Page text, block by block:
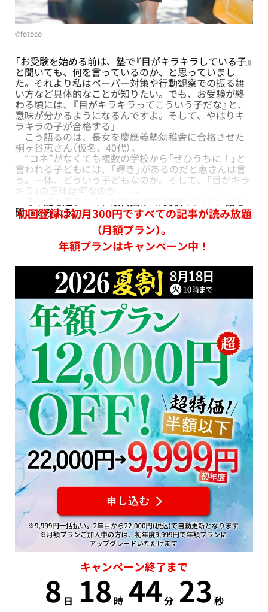
©︎fotoco
「お受験を始める前は、塾で『目がキラキラしている子』
と聞いても、何を言っているのか、と思っていまし
た。それより私はペーパー対策や行動観察での振る舞
い方など具体的なことが知りたい。でも、お受験が終
わる頃には、『目がキラキラってこういう子だな』と、
意味が分かるようになるんですよ。そして、やはりキ
ラキラの子が合格する」
こう語るのは、長女を慶應義塾幼稚舎に合格させた
桐ヶ谷恵さん（仮名、40代）。
“コネ”がなくても複数の学校から「ぜひうちに！」と
言われる子どもには、「輝き」があるのだと恵さんは言
う。一体、どういう子どもなのか。そして、「目がキラ
キラ」の正体は何なのか——。
聞いてみよう。
初回登録は初月300円ですべての記事が読み放題
（月額プラン）。
年額プランはキャンペーン中！
キャンペーン終了まで
8 日 18 時 44分 22 秒